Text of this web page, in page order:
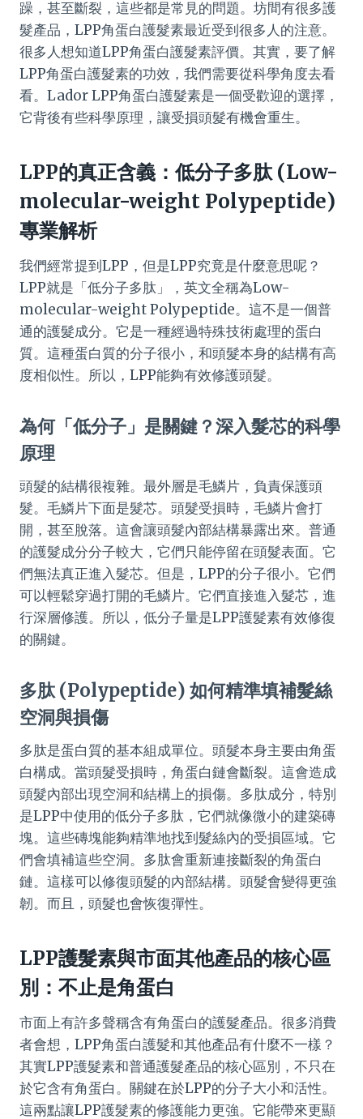
躁，甚至斷裂，這些都是常見的問題。坊間有很多護
髮產品，LPP角蛋白護髮素最近受到很多人的注意。
很多人想知道LPP角蛋白護髮素評價。其實，要了解
LPP角蛋白護髮素的功效，我們需要從科學角度去看
看。Lador LPP角蛋白護髮素是一個受歡迎的選擇，
它背後有些科學原理，讓受損頭髮有機會重生。
LPP的真正含義：低分子多肽 (Low-
molecular-weight Polypeptide)
專業解析
我們經常提到LPP，但是LPP究竟是什麼意思呢？
LPP就是「低分子多肽」，英文全稱為Low-
molecular-weight Polypeptide。這不是一個普
通的護髮成分。它是一種經過特殊技術處理的蛋白
質。這種蛋白質的分子很小，和頭髮本身的結構有高
度相似性。所以，LPP能夠有效修護頭髮。
為何「低分子」是關鍵？深入髮芯的科學
原理
頭髮的結構很複雜。最外層是毛鱗片，負責保護頭
髮。毛鱗片下面是髮芯。頭髮受損時，毛鱗片會打
開，甚至脫落。這會讓頭髮內部結構暴露出來。普通
的護髮成分分子較大，它們只能停留在頭髮表面。它
們無法真正進入髮芯。但是，LPP的分子很小。它們
可以輕鬆穿過打開的毛鱗片。它們直接進入髮芯，進
行深層修護。所以，低分子量是LPP護髮素有效修復
的關鍵。
多肽 (Polypeptide) 如何精準填補髮絲
空洞與損傷
多肽是蛋白質的基本組成單位。頭髮本身主要由角蛋
白構成。當頭髮受損時，角蛋白鏈會斷裂。這會造成
頭髮內部出現空洞和結構上的損傷。多肽成分，特別
是LPP中使用的低分子多肽，它們就像微小的建築磚
塊。這些磚塊能夠精準地找到髮絲內的受損區域。它
們會填補這些空洞。多肽會重新連接斷裂的角蛋白
鏈。這樣可以修復頭髮的內部結構。頭髮會變得更強
韌。而且，頭髮也會恢復彈性。
LPP護髮素與市面其他產品的核心區
別：不止是角蛋白
市面上有許多聲稱含有角蛋白的護髮產品。很多消費
者會想，LPP角蛋白護髮和其他產品有什麼不一樣？
其實LPP護髮素和普通護髮產品的核心區別，不只在
於它含有角蛋白。關鍵在於LPP的分子大小和活性。
這兩點讓LPP護髮素的修護能力更強。它能帶來更顯